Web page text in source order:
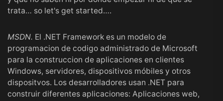
trata… so let's get started….
MSDN. El .NET Framework es un modelo de
programacion de codigo administrado de Microsoft
para la construccion de aplicaciones en clientes
Windows, servidores, dispositivos móbiles y otros
dispositvos. Los desarrolladores usan .NET para
construir diferentes aplicaciones: Aplicaciones web,